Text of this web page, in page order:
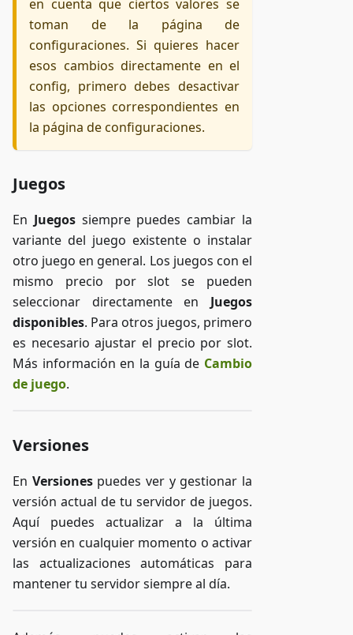
en cuenta que ciertos valores se
toman de la página de
configuraciones. Si quieres hacer
esos cambios directamente en el
config, primero debes desactivar
las opciones correspondientes en
la página de configuraciones.
Juegos
En Juegossiempre puedes cambiar la
variante del juego existente o instalar
otro juego en general. Los juegos con el
mismo precio por slot se pueden
seleccionar directamente en Juegos
disponibles. Para otros juegos, primero
es necesario ajustar el precio por slot.
Más información en la guía de Cambio
de juego.
Versiones
En Versionespuedes ver y gestionar la
versión actual de tu servidor de juegos.
Aquí puedes actualizar a la última
versión en cualquier momento o activar
las actualizaciones automáticas para
mantener tu servidor siempre al día.